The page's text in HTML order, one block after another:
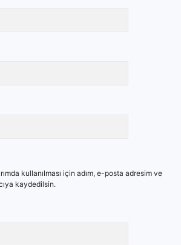
kullanılması için adım, e-posta adresim ve
kaydedilsin.